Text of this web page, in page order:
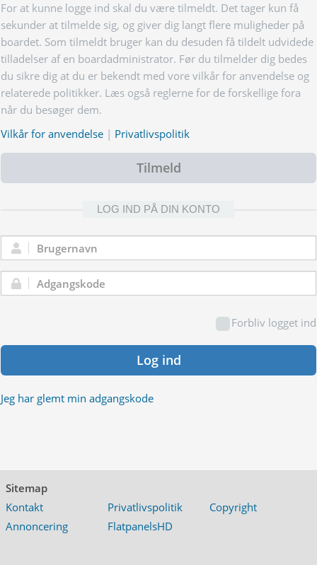
For at kunne logge ind skal du være tilmeldt. Det tager kun få
sekunder at tilmelde sig, og giver dig langt flere muligheder på
boardet. Som tilmeldt bruger kan du desuden få tildelt udvidede
tilladelser af en boardadministrator. Før du tilmelder dig bedes
du sikre dig at du er bekendt med vore vilkår for anvendelse og
relaterede politikker. Læs også reglerne for de forskellige fora
når du besøger dem.
Vilkår for anvendelse | Privatlivspolitik
Tilmeld
LOG IND PÅ DIN KONTO
Brugernavn:
Adgangskode:
Forbliv logget ind
Log ind
Jeg har glemt min adgangskode
Sitemap
Kontakt
Privatlivspolitik
Copyright
Annoncering
FlatpanelsHD